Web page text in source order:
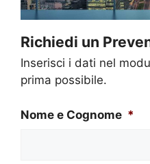
Richiedi un
Inserisci i dati nel
prima possibile.
Nome e Cognome *